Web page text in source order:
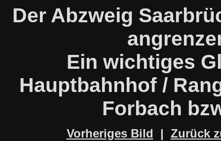
Der Abzweig
Ein wichtiges
Hauptbahnhof /
Forbach
Vorheriges Bild | Zurück